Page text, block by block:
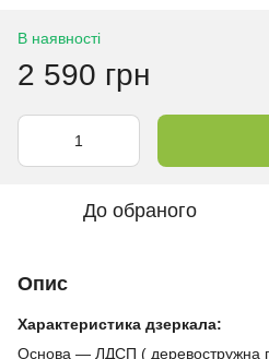
В наявності
2 590 грн
До обраного
Опис
Характеристика дзеркала:
Основа — ЛДСП ( деревостружна